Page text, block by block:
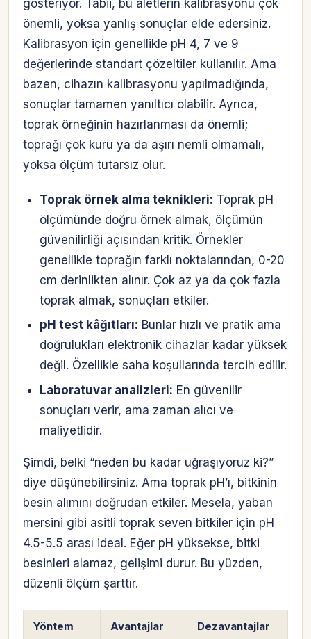
gösteriyor. Tabii, bu aletlerin kalibrasyonu çok
önemli, yoksa yanlış sonuçlar elde edersiniz.
Kalibrasyon için genellikle pH 4, 7 ve 9
değerlerinde standart çözeltiler kullanılır. Ama
bazen, cihazın kalibrasyonu yapılmadığında,
sonuçlar tamamen yanıltıcı olabilir. Ayrıca,
toprak örneğinin hazırlanması da önemli;
toprağı çok kuru ya da aşırı nemli olmamalı,
yoksa ölçüm tutarsız olur.
Toprak örnek alma teknikleri: Toprak pH
ölçümünde doğru örnek almak, ölçümün
güvenilirliği açısından kritik. Örnekler
genellikle toprağın farklı noktalarından, 0-20
cm derinlikten alınır. Çok az ya da çok fazla
toprak almak, sonuçları etkiler.
pH test kâğıtları: Bunlar hızlı ve pratik ama
doğrulukları elektronik cihazlar kadar yüksek
değil. Özellikle saha koşullarında tercih edilir.
Laboratuvar analizleri: En güvenilir
sonuçları verir, ama zaman alıcı ve
maliyetlidir.
Şimdi, belki “neden bu kadar uğraşıyoruz ki?”
diye düşünebilirsiniz. Ama toprak pH’ı, bitkinin
besin alımını doğrudan etkiler. Mesela, yaban
mersini gibi asitli toprak seven bitkiler için pH
4.5-5.5 arası ideal. Eğer pH yüksekse, bitki
besinleri alamaz, gelişimi durur. Bu yüzden,
düzenli ölçüm şarttır.
Yöntem Avantajlar Dezavantajlar